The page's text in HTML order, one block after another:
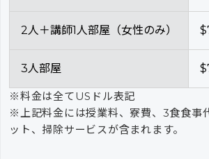
2人＋講師1人部屋（女性のみ）
3人部屋
※料金は全てUSドル表記
※上記料金には授業料、寮費、3食食事
ット、掃除サービスが含まれます。